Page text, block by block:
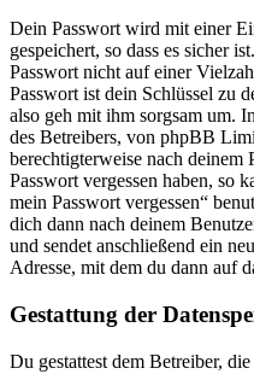
Dein Passwort wird mit einer
gespeichert, so dass es sicher
Passwort nicht auf einer
Passwort ist dein Schlüssel zu
also geh mit ihm sorgsam um.
des Betreibers, von phpBB
berechtigterweise nach deinem
Passwort vergessen haben, so
mein Passwort vergessen“
dich dann nach deinem
und sendet anschließend ein
Adresse, mit dem du dann auf
Gestattung der
Du gestattest dem Betreiber,